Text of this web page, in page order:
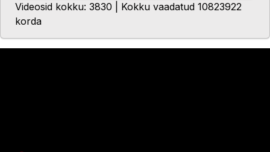
Videosid kokku: 3830 | Kokku vaadatud 10823922
korda